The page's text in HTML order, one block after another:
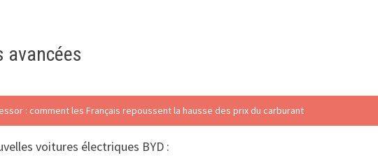
avancées
: comment les Français repoussent la hausse des prix du carburant
voitures électriques BYD :